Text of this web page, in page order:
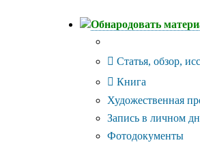
Обнародовать
Статья, обзор,
Книга
Художественная
Запись в личном
Фотодокументы